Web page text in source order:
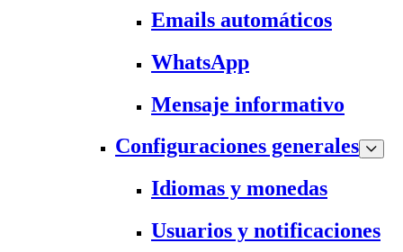
Emails automáticos
WhatsApp
Mensaje informativo
Configuraciones generales
Idiomas y monedas
Usuarios y notificaciones